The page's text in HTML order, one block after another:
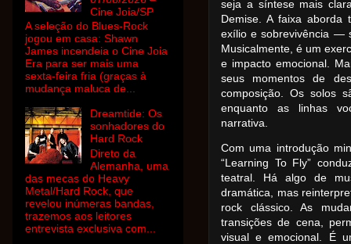
seja a síntese mais
Demise. A faixa aborda
exílio e sobrevivência —
Musicalmente, é um
e impacto emocional.
seus momentos de
composição. Os solos
enquanto as linhas
narrativa.
Com uma introdução
“Learning To Fly”
teatral. Há algo de
dramática, mas
rock clássico. As
transições de cena,
visual e emocional. É
Cine Joia/SP
A seleção do Blues-Rock
jogou em casa: Shawn
James incendeia o Cine Joia
Era para ser mais uma
sexta-feira fria (graças à
mudança maluca de...
Dreamtide: Os
sonhadores do
Hard Rock
Direto da
Alemanha, uma
das mecas do Heavy
Metal/Hard Rock, que
revelou inúmeras bandas,
trazemos aos leitores
entrevista exclusiva com...